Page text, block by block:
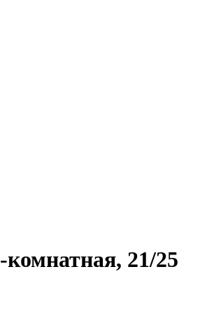
комнатная, 21/25